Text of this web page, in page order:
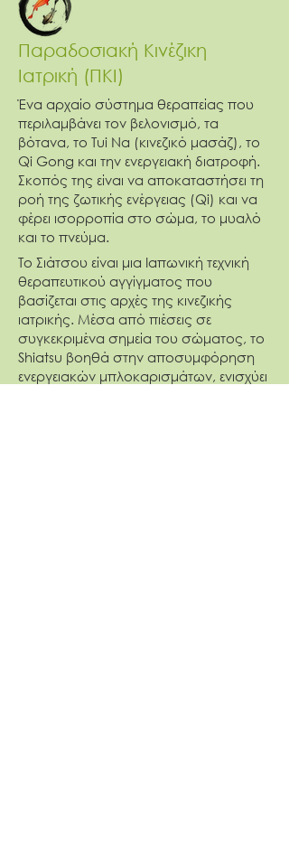
Παραδοσιακή Κινέζικη
Ιατρική (ΠΚΙ)
Ένα αρχαίο σύστημα θεραπείας που
περιλαμβάνει τον βελονισμό, τα
βότανα, το Tui Na (κινεζικό μασάζ), το
Qi Gong και την ενεργειακή διατροφή.
Σκοπός της είναι να αποκαταστήσει τη
ροή της ζωτικής ενέργειας (Qi) και να
φέρει ισορροπία στο σώμα, το μυαλό
και το πνεύμα.
Το Σιάτσου είναι μια Ιαπωνική τεχνική
θεραπευτικού αγγίγματος που
βασίζεται στις αρχές της κινεζικής
ιατρικής. Μέσα από πιέσεις σε
συγκεκριμένα σημεία του σώματος, το
Shiatsu βοηθά στην αποσυμφόρηση
ενεργειακών μπλοκαρισμάτων, ενισχύει